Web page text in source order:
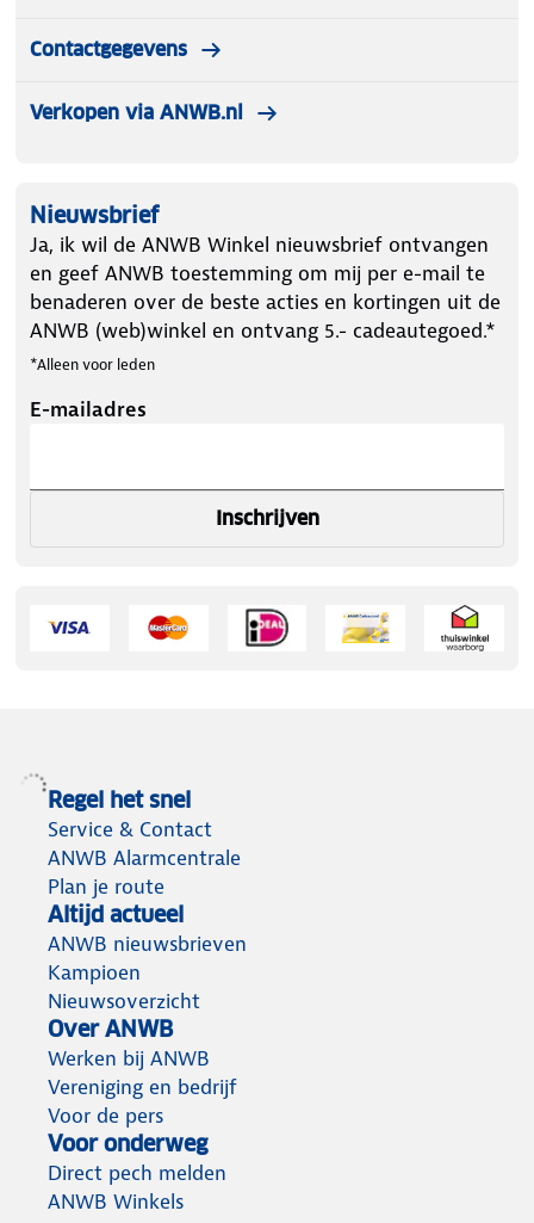
Contactgegevens
Verkopen via ANWB.nl
Nieuwsbrief
Ja, ik wil de ANWB Winkel nieuwsbrief ontvangen
en geef ANWB toestemming om mij per e-mail te
benaderen over de beste acties en kortingen uit de
ANWB (web)winkel en ontvang 5.- cadeautegoed.*
*Alleen voor leden
E-mailadres
Inschrijven
Regel het snel
Service & Contact
ANWB Alarmcentrale
Plan je route
Altijd actueel
ANWB nieuwsbrieven
Kampioen
Nieuwsoverzicht
Over ANWB
Werken bij ANWB
Vereniging en bedrijf
Voor de pers
Voor onderweg
Direct pech melden
ANWB Winkels